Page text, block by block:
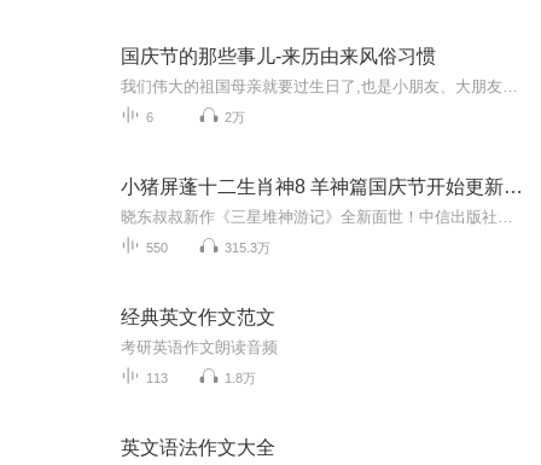
国庆节的那些事儿-来历由来风俗习惯
6 2万
小猪屏蓬十二生肖神8 羊神篇国庆节开始更新啦！
550 315.3万
经典英文作文范文
考研英语作文朗读音频
113 1.8万
英文语法作文大全